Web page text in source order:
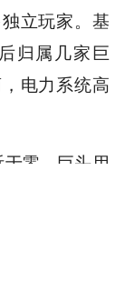
立玩家。基
归属几家巨
电力系统高
零、巨头用